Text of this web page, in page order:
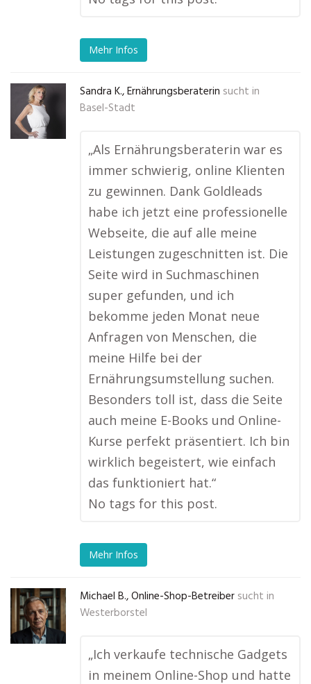
Mehr Infos
Sandra K., Ernährungsberaterin sucht in
Basel-Stadt
„Als Ernährungsberaterin war es
immer schwierig, online Klienten
zu gewinnen. Dank Goldleads
habe ich jetzt eine professionelle
Webseite, die auf alle meine
Leistungen zugeschnitten ist. Die
Seite wird in Suchmaschinen
super gefunden, und ich
bekomme jeden Monat neue
Anfragen von Menschen, die
meine Hilfe bei der
Ernährungsumstellung suchen.
Besonders toll ist, dass die Seite
auch meine E-Books und Online-
Kurse perfekt präsentiert. Ich bin
wirklich begeistert, wie einfach
das funktioniert hat.“
No tags for this post.
Mehr Infos
Michael B., Online-Shop-Betreiber sucht in
Westerborstel
„Ich verkaufe technische Gadgets
in meinem Online-Shop und hatte